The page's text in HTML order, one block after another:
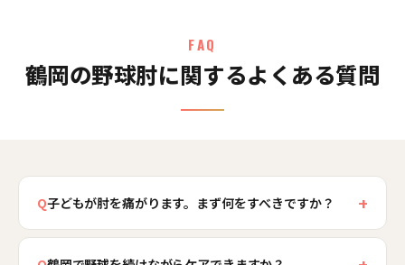
FAQ
鶴岡の野球肘に関するよくある質問
Q子どもが肘を痛がります。まず何をすべきですか？ +
まずは投球を控え、早めに整形外科で肘の状態を